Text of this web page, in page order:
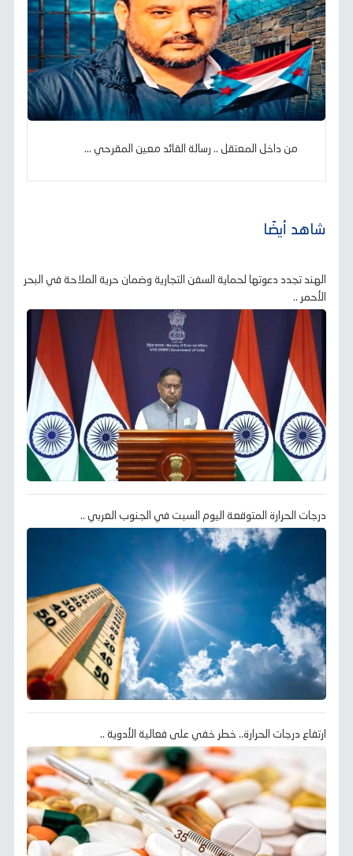
من داخل المعتقل .. رسالة القائد معين المقرحي ...
شاهد أيضًا
الهند تجدد دعوتها لحماية السفن التجارية وضمان حرية الملاحة في البحر
الأحمر ..
درجات الحرارة المتوقعة اليوم السبت في الجنوب العربي ..
ارتفاع درجات الحرارة.. خطر خفي على فعالية الأدوية ..